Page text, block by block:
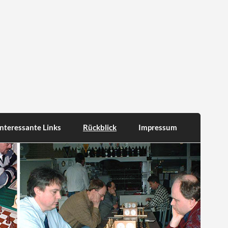
Links Rückblick Impressum